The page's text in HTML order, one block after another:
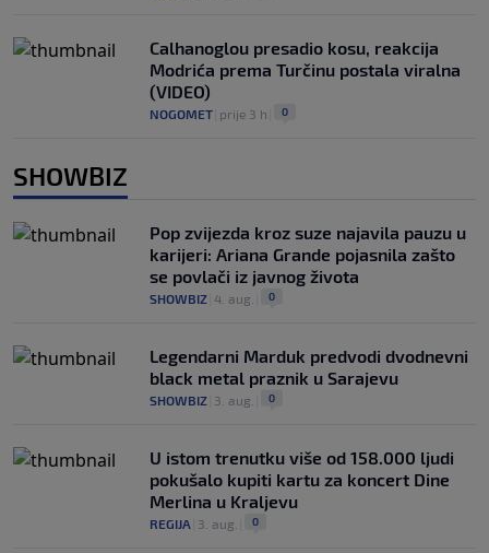
Calhanoglou presadio kosu, reakcija
Modrića prema Turčinu postala viralna
(VIDEO)
NOGOMET prije 3 h 0
SHOWBIZ
Pop zvijezda kroz suze najavila pauzu u
karijeri: Ariana Grande pojasnila zašto
se povlači iz javnog života
SHOWBIZ 4. aug. 0
Legendarni Marduk predvodi dvodnevni
black metal praznik u Sarajevu
SHOWBIZ 3. aug. 0
U istom trenutku više od 158.000 ljudi
pokušalo kupiti kartu za koncert Dine
Merlina u Kraljevu
REGIJA 3. aug. 0